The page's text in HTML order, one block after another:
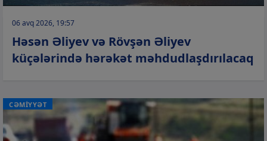
06 avq 2026, 19:57
Həsən Əliyev və Rövşən Əliyev
küçələrində hərəkət məhdudlaşdırılacaq
CƏMİYYƏT